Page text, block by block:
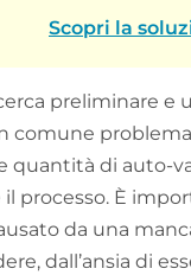
Scopri la
preliminare e
comune
di auto-
processo. È
da una
dall’ansia di